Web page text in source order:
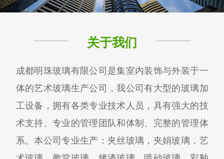
关于我们
成都明珠玻璃有限公司是集室内装饰与外装于一
体的艺术玻璃生产公司，我公司有大型的玻璃加
工设备，拥有各类专业技术人员，具有强大的技
术支持、专业的管理团队和体制、完整的管理体
系。本公司专业生产：夹丝玻璃，夹娟玻璃，艺